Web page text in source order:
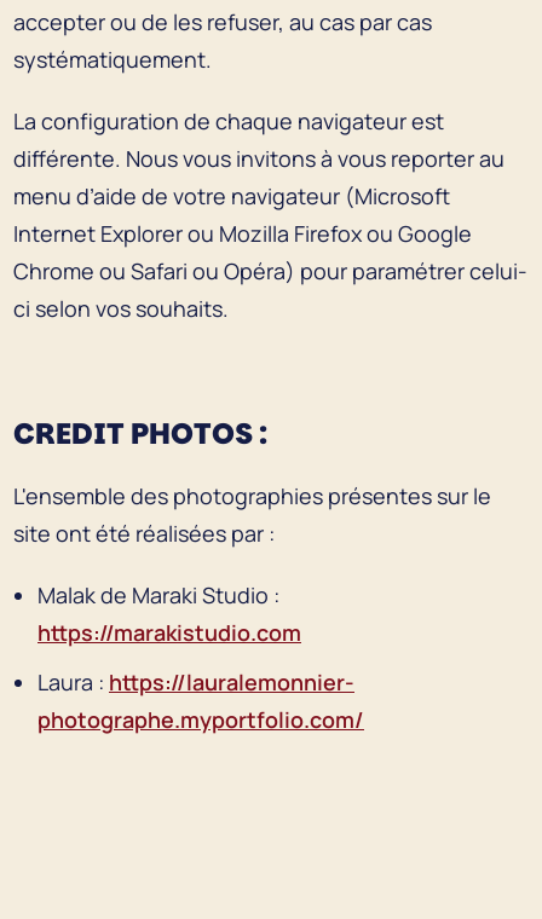
accepter ou de les refuser, au cas par cas
systématiquement.
La configuration de chaque navigateur est
différente. Nous vous invitons à vous reporter au
menu d’aide de votre navigateur (Microsoft
Internet Explorer ou Mozilla Firefox ou Google
Chrome ou Safari ou Opéra) pour paramétrer celui-
ci selon vos souhaits.
CREDIT PHOTOS :
L'ensemble des photographies présentes sur le
site ont été réalisées par :
Malak de Maraki Studio :
https://marakistudio.com
Laura : https://lauralemonnier-
photographe.myportfolio.com/